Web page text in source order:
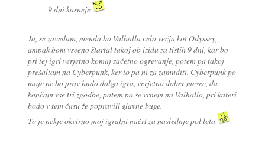
9 dni kasneje
Ja, se zavedam, menda bo Valhalla celo večja kot Odyssey,
ampak bom vseeno štartal takoj ob izidu za tistih 9 dni, kar bo
pri tej igri verjetno komaj začetno ogrevanje, potem pa takoj
prešaltam na Cyberpunk, ker to pa ni za zamuditi. Cyberpunk po
moje ne bo prav hudo dolga igra, verjetno dober mesec, da
končam vse tri zgodbe, potem pa se vrnem na Valhallo, pri kateri
bodo v tem času že popravili glavne buge.
To je nekje okvirno moj igralni načrt za naslednje pol leta